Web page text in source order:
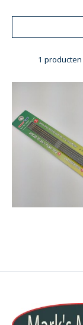
1 producten